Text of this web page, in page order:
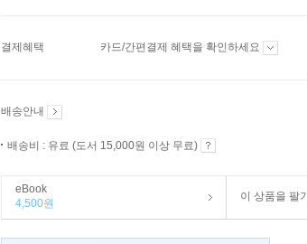
결제혜택 카드/간편결제 혜택을 확인하세요
배송안내
배송비 : 유료 (도서 15,000원 이상 무료)
eBook
4,500원
이 상품을 팔기